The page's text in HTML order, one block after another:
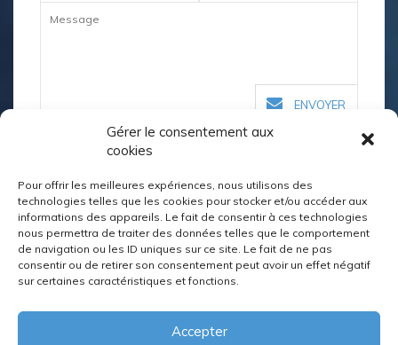
Gérer le consentement aux
cookies
Pour offrir les meilleures expériences, nous utilisons des
technologies telles que les cookies pour stocker et/ou accéder aux
informations des appareils. Le fait de consentir à ces technologies
nous permettra de traiter des données telles que le comportement
de navigation ou les ID uniques sur ce site. Le fait de ne pas
consentir ou de retirer son consentement peut avoir un effet négatif
sur certaines caractéristiques et fonctions.
Accepter
ENVOYER
Nos coordonnées
02 98 64 04 40
quimper@kerustum.net
Cedex